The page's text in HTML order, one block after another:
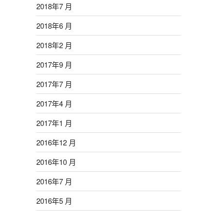
2018年7 月
2018年6 月
2018年2 月
2017年9 月
2017年7 月
2017年4 月
2017年1 月
2016年12 月
2016年10 月
2016年7 月
2016年5 月